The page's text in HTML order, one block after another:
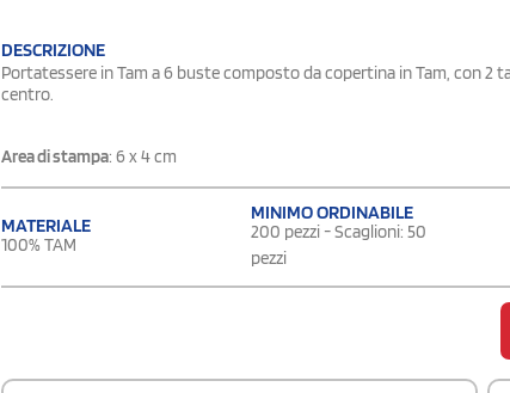
DESCRIZIONE
Portatessere in Tam a 6 buste composto da copertina in Tam, con
centro.
Area di stampa: 6 x 4 cm
MATERIALE
100% TAM
MINIMO ORDINABILE
200 pezzi - Scaglioni: 50
pezzi